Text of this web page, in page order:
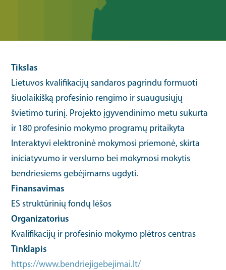
Tikslas
Lietuvos kvalifikacijų sandaros pagrindu formuoti
šiuolaikišką profesinio rengimo ir suaugusiųjų
švietimo turinį. Projekto įgyvendinimo metu sukurta
ir 180 profesinio mokymo programų pritaikyta
Interaktyvi elektroninė mokymosi priemonė, skirta
iniciatyvumo ir verslumo bei mokymosi mokytis
bendriesiems gebėjimams ugdyti.
Finansavimas
ES struktūrinių fondų lėšos
Organizatorius
Kvalifikacijų ir profesinio mokymo plėtros centras
Tinklapis
https://www.bendriejigebejimai.lt/